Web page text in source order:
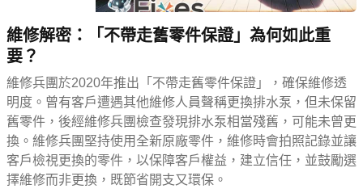
維修解密：「不帶走舊零件保證」為何如此重
要？
維修兵團於2020年推出「不帶走舊零件保證」，確保維修透
明度。曾有客戶遭遇其他維修人員聲稱更換排水泵，但未保留
舊零件，後經維修兵團檢查發現排水泵相當殘舊，可能未曾更
換。維修兵團堅持使用全新原廠零件，維修時會拍照記錄並讓
客戶檢視更換的零件，以保障客戶權益，建立信任，並鼓勵選
擇維修而非更換，既節省開支又環保。